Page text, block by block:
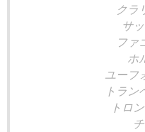
クラ
サ
ファ
ホ
ユーフ
トラン
トロ